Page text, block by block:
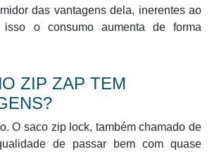
das vantagens dela, inerentes ao
o consumo aumenta de forma
ZIP ZAP TEM
O saco zip lock, também chamado de
de passar bem com quase